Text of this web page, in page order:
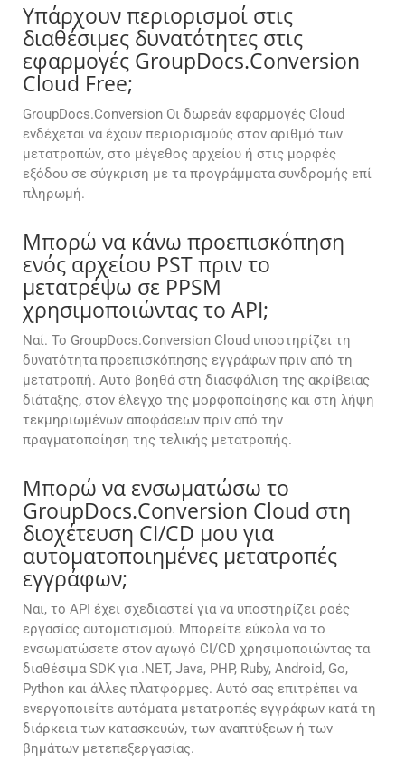
Υπάρχουν περιορισμοί στις
διαθέσιμες δυνατότητες στις
εφαρμογές GroupDocs.Conversion
Cloud Free;
GroupDocs.Conversion Οι δωρεάν εφαρμογές Cloud
ενδέχεται να έχουν περιορισμούς στον αριθμό των
μετατροπών, στο μέγεθος αρχείου ή στις μορφές
εξόδου σε σύγκριση με τα προγράμματα συνδρομής επί
πληρωμή.
Μπορώ να κάνω προεπισκόπηση
ενός αρχείου PST πριν το
μετατρέψω σε PPSM
χρησιμοποιώντας το API;
Ναί. Το GroupDocs.Conversion Cloud υποστηρίζει τη
δυνατότητα προεπισκόπησης εγγράφων πριν από τη
μετατροπή. Αυτό βοηθά στη διασφάλιση της ακρίβειας
διάταξης, στον έλεγχο της μορφοποίησης και στη λήψη
τεκμηριωμένων αποφάσεων πριν από την
πραγματοποίηση της τελικής μετατροπής.
Μπορώ να ενσωματώσω το
GroupDocs.Conversion Cloud στη
διοχέτευση CI/CD μου για
αυτοματοποιημένες μετατροπές
εγγράφων;
Ναι, το API έχει σχεδιαστεί για να υποστηρίζει ροές
εργασίας αυτοματισμού. Μπορείτε εύκολα να το
ενσωματώσετε στον αγωγό CI/CD χρησιμοποιώντας τα
διαθέσιμα SDK για .NET, Java, PHP, Ruby, Android, Go,
Python και άλλες πλατφόρμες. Αυτό σας επιτρέπει να
ενεργοποιείτε αυτόματα μετατροπές εγγράφων κατά τη
διάρκεια των κατασκευών, των αναπτύξεων ή των
βημάτων μετεπεξεργασίας.